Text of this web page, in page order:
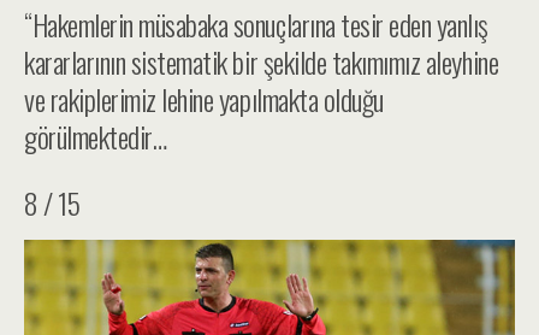
“Hakemlerin müsabaka sonuçlarına tesir eden yanlış
kararlarının sistematik bir şekilde takımımız aleyhine
ve rakiplerimiz lehine yapılmakta olduğu
görülmektedir…
8 / 15